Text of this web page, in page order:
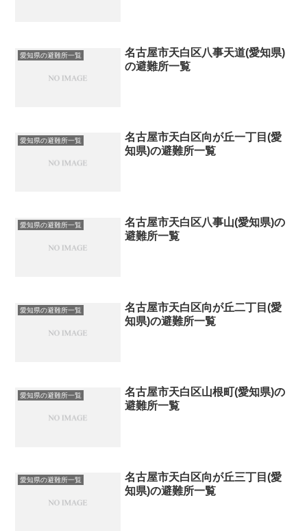
愛知県の避難所一覧
名古屋市天白区八事天道(愛知県)
の避難所一覧
愛知県の避難所一覧
名古屋市天白区向が丘一丁目(愛
知県)の避難所一覧
愛知県の避難所一覧
名古屋市天白区八事山(愛知県)の
避難所一覧
愛知県の避難所一覧
名古屋市天白区向が丘二丁目(愛
知県)の避難所一覧
愛知県の避難所一覧
名古屋市天白区山根町(愛知県)の
避難所一覧
愛知県の避難所一覧
名古屋市天白区向が丘三丁目(愛
知県)の避難所一覧